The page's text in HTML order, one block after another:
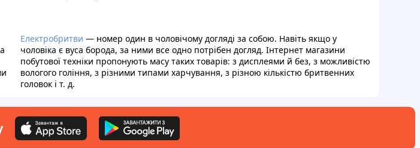
Електробритви — номер один в чоловічому догляді за собою. Навіть якщо у
чоловіка є вуса борода, за ними все одно потрібен догляд. Інтернет магазини
побутової техніки пропонують масу таких товарів: з дисплеями й без, з можливістю
вологого гоління, з різними типами харчування, з різною кількістю бритвенних
головок і т. д.